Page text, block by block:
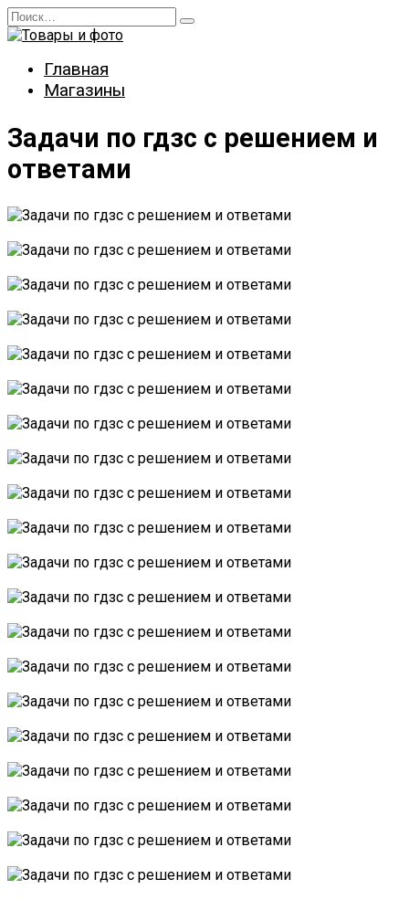
Перейти
к
Search
for:
Главная
Магазины
Задачи по гдзс с решением и
ответами